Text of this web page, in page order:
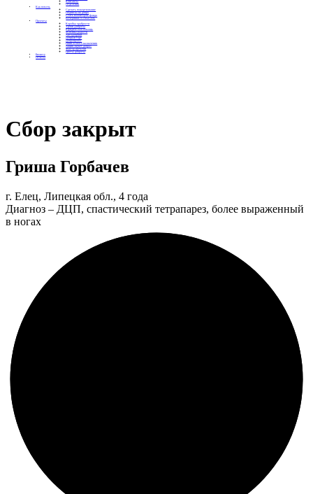
Контакты
Отделения
Как помочь
Сделать пожертвование
Подписка на добро
Стать волонтером фонда
Вечеринки со смыслом
Проекты
Коробка храбрости
Уроки Доброты
Юридическая помощь
Мамины радости
Автодобряки
Добрый торт
Добропробег
Няни особого назначения
Акция «Букет добра»
Фактор времени
Цветы доброты
Бизнесу
Отчеты
Сбор закрыт
Гриша Горбачев
г. Елец, Липецкая обл., 4 года
Диагноз – ДЦП, спастический тетрапарез, более выраженный
в ногах